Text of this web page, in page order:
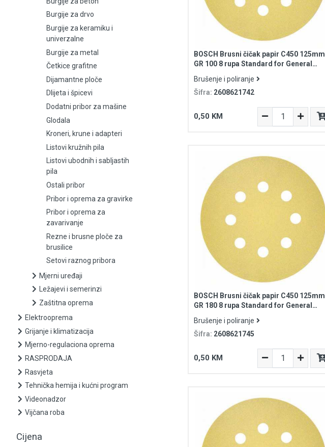
Burgije za keramiku i univerzalne
Burgije za metal
Četkice grafitne
Dijamantne ploče
Dlijeta i špicevi
Dodatni pribor za mašine
Glodala
Kroneri, krune i adapteri
Listovi kružnih pila
Listovi ubodnih i sabljastih pila
Ostali pribor
Pribor i oprema za gravirke
Pribor i oprema za zavarivanje
Rezne i brusne ploče za brusilice
Setovi raznog pribora
Mjerni uređaji
Zaštitna oprema
Elektrooprema
Burgije za drvo
Burgije za keramiku i
univerzalne
Burgije za metal
Četkice grafitne
Dijamantne ploče
Dlijeta i špicevi
Dodatni pribor za mašine
Glodala
Kroneri, krune i adapteri
Listovi kružnih pila
Listovi ubodnih i sabljastih
pila
Ostali pribor
Pribor i oprema za gravirke
Pribor i oprema za
zavarivanje
Rezne i brusne ploče za
brusilice
Setovi raznog pribora
Mjerni uređaji
Ležajevi i semerinzi
Zaštitna oprema
Elektrooprema
Grijanje i klimatizacija
Mjerno-regulaciona oprema
RASPRODAJA
Rasvjeta
Tehnička hemija i kućni program
Videonadzor
Vijčana roba
Cijena
BOSCH Brusni čičak papir C450 125mm
GR 100 8 rupa Standard for General
Brušenje i poliranje
Šifra: 2608621742
0,50 KM
BOSCH Brusni čičak papir C450 125mm
GR 180 8 rupa Standard for General
Brušenje i poliranje
Šifra: 2608621745
0,50 KM